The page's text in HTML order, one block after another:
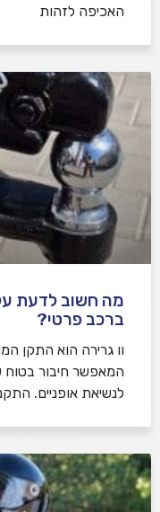
האכיפה לזהות
מה חשוב לדעת
ברכב פרטי?
וו גרירה הוא התקן
המאפשר חיבור בטוח
לנשיאת אופניים.